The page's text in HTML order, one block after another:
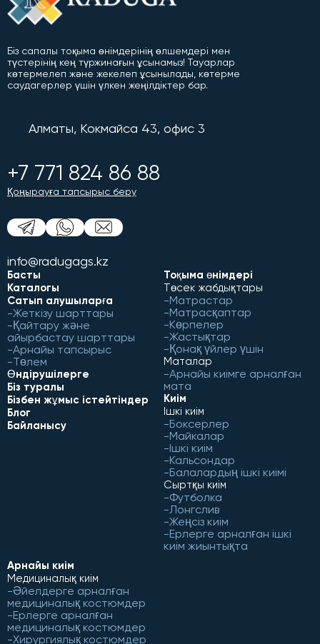
Біз сапалы тоқыма өнімдерінің өлшемдері мен
түстерінің кең түржинағын ұсынамыз! Тауарлар
көтермелеп және жекелеп ұсынылады, көтерме
саудагерлер үшін үлкен жеңілдіктер бар.
Алматы, Кокмайса 43, офис 3
+7 771 824 86 88
Қоңырауға тапсырыс беру
info@radugags.kz
Басты
Каталогы
Сатып алушыларға
Жеткізу шарттары
Қайтару және
айырбастау шарттары
Арнайы тапсырыс
Төлем
Өндірушілерге
Біз туралы
Бізбен жұмыс істейтіндер
Блог
Байланысу
Тоқыма өнімдері
Төсек жабдықтары
Матрастар
Матрасқаптар
Көрпелер
Жастықтар
Қонақ үйлер үшін
Маталар
Арнайы киімге арналған
мата
Киім
Ішкі киім
Боксерлер
Майкалар
Ішкі киім
Кальсондар
Балалардың ішкі киімі
Сыртқы киім
Футболка
Лонгслив
Жеңсіз киім
Ерлерге арналған ішкі
киім жиынтықта
Арнайы киім
Медициналық киім
Әйелдерге арналған
медициналық костюмдер
Ерлерге арналған
медициналық костюмдер
Хирургиялық костюмдер